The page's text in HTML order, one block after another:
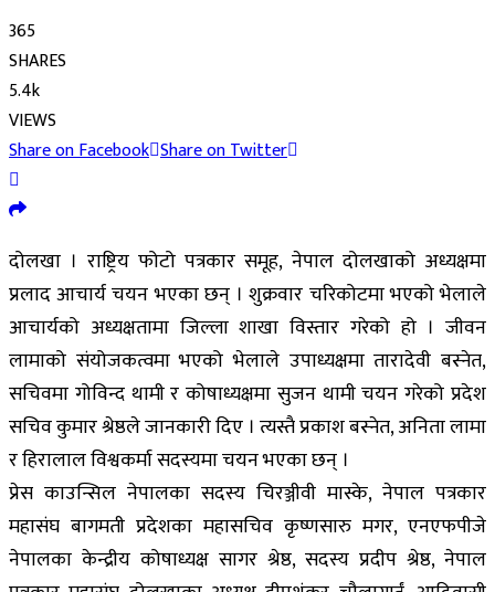
365
SHARES
5.4k
VIEWS
Share on Facebook Share on Twitter
दोलखा । राष्ट्रिय फोटो पत्रकार समूह, नेपाल दोलखाको अध्यक्षमा
प्रलाद आचार्य चयन भएका छन् । शुक्रवार चरिकोटमा भएको भेलाले
आचार्यको अध्यक्षतामा जिल्ला शाखा विस्तार गरेको हो । जीवन
लामाको संयोजकत्वमा भएको भेलाले उपाध्यक्षमा तारादेवी बस्नेत,
सचिवमा गोविन्द थामी र कोषाध्यक्षमा सुजन थामी चयन गरेको प्रदेश
सचिव कुमार श्रेष्ठले जानकारी दिए । त्यस्तै प्रकाश बस्नेत, अनिता लामा
र हिरालाल विश्वकर्मा सदस्यमा चयन भएका छन् ।
प्रेस काउन्सिल नेपालका सदस्य चिरञ्जीवी मास्के, नेपाल पत्रकार
महासंघ बागमती प्रदेशका महासचिव कृष्णसारु मगर, एनएफपीजे
नेपालका केन्द्रीय कोषाध्यक्ष सागर श्रेष्ठ, सदस्य प्रदीप श्रेष्ठ, नेपाल